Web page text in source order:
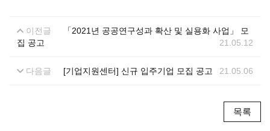
이전글
「2021년 공공연구성과 확산 및 실용화 사업」 모
집 공고
21.05.12
다음글 [기업지원센터] 신규 입주기업 모집 공고 21.05.06
목록